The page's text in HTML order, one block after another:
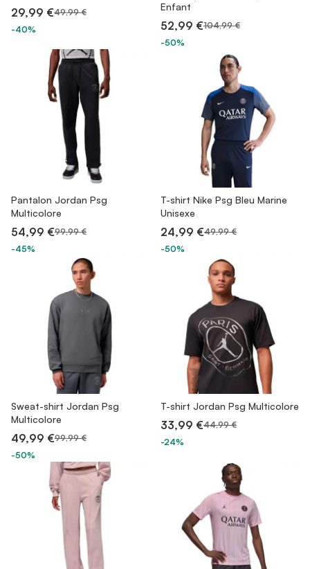
29,99 €49,99 €
-40%
Enfant
52,99 €104,99 €
-50%
Pantalon Jordan Psg
Multicolore
54,99 €99,99 €
-45%
T-shirt Nike Psg Bleu Marine
Unisexe
24,99 €49,99 €
-50%
Sweat-shirt Jordan Psg
Multicolore
49,99 €99,99 €
-50%
T-shirt Jordan Psg Multicolore
33,99 €44,99 €
-24%